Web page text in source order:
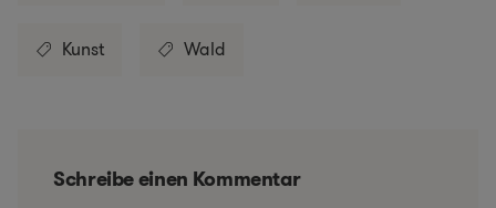
Kunst Wald
Schreibe einen Kommentar